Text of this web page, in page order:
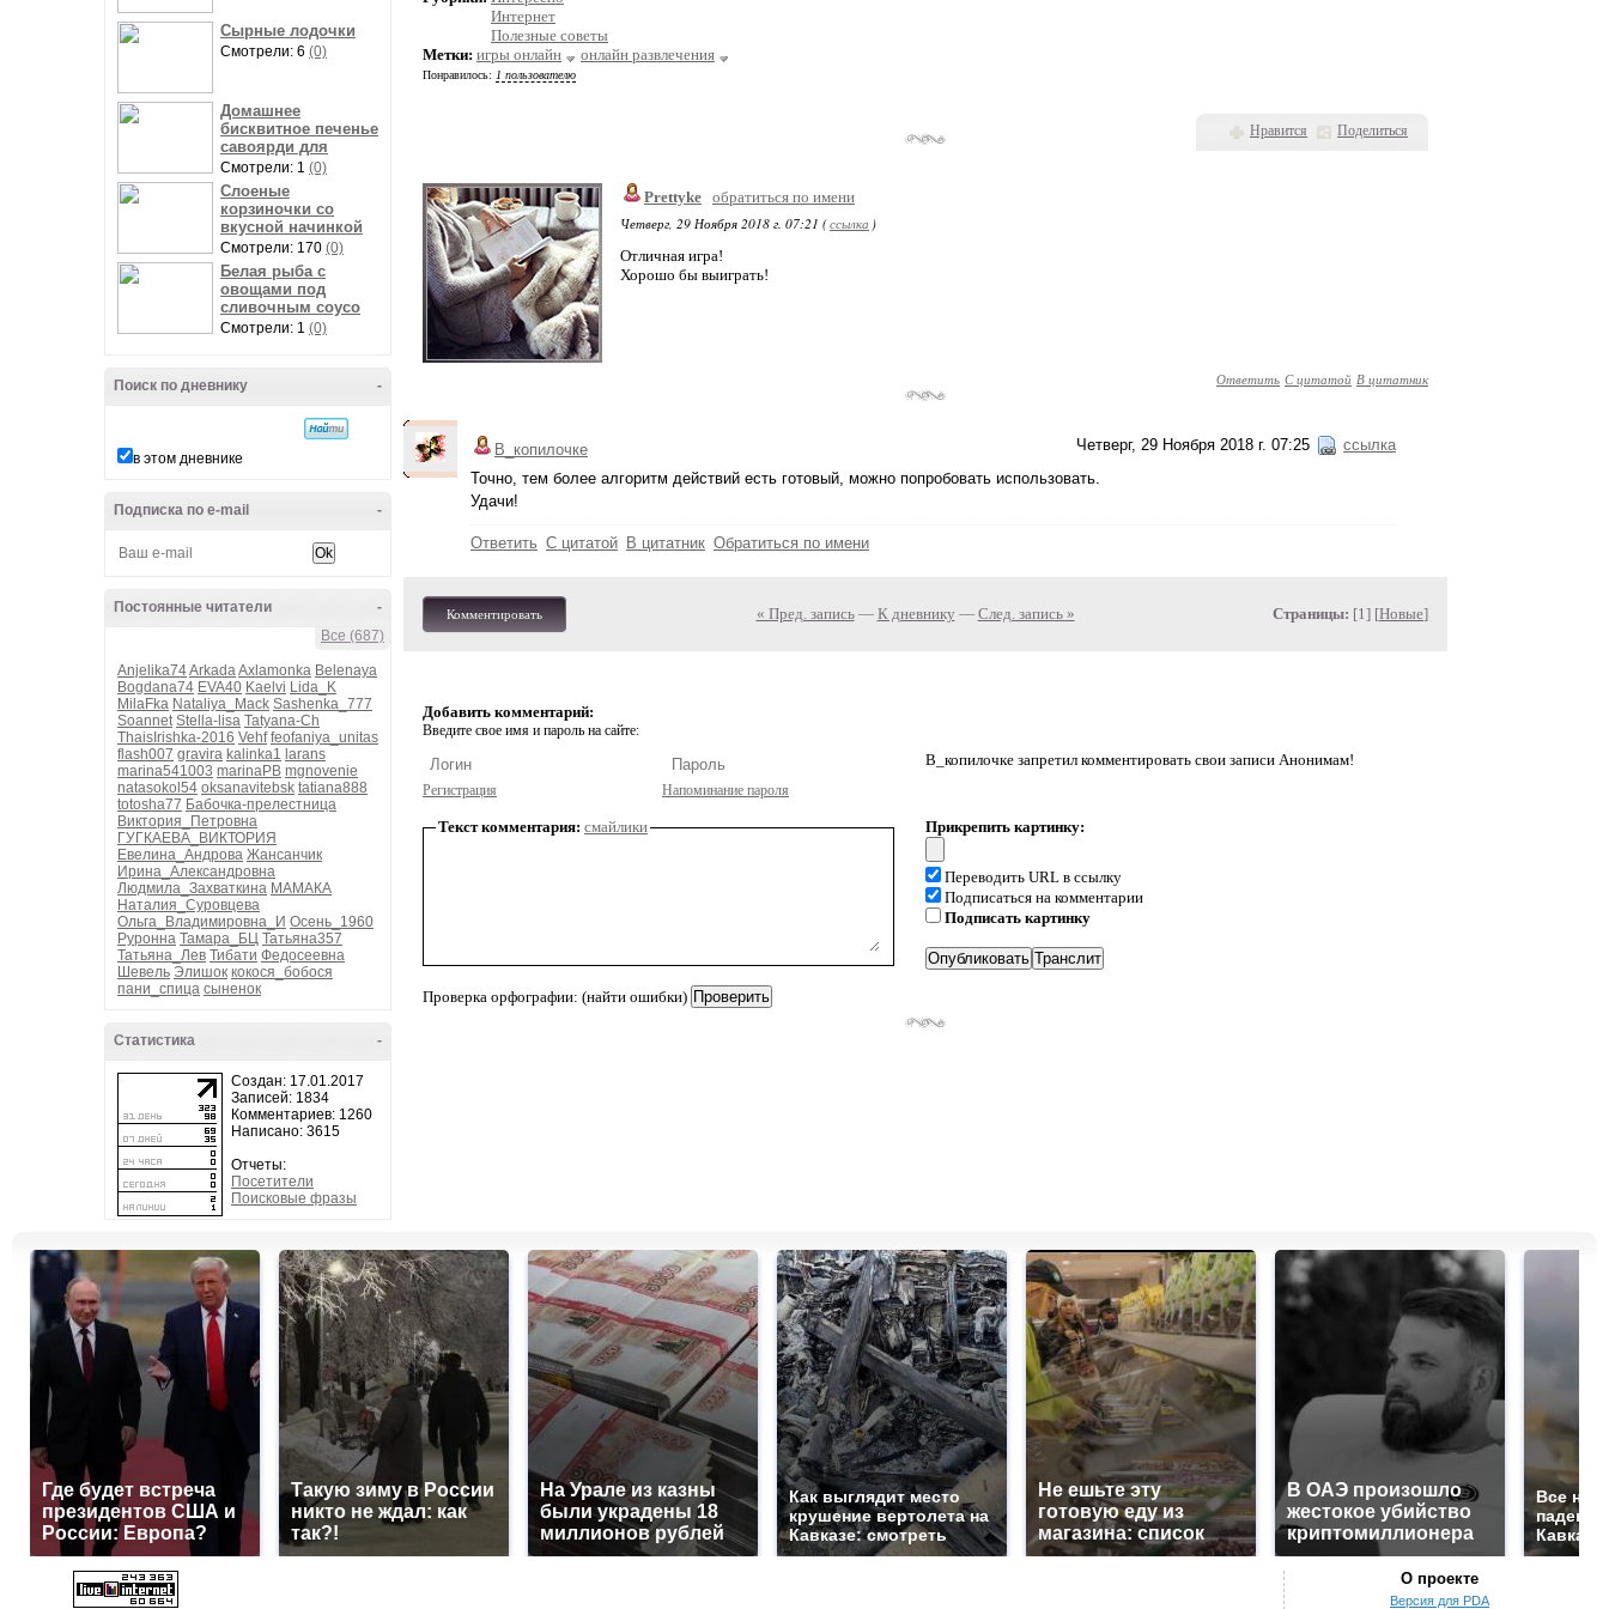
Сырные лодочки
Смотрели: 6 (0)
Домашнее
бисквитное печенье
савоярди для
Смотрели: 1 (0)
Слоеные
корзиночки со
вкусной начинкой
Смотрели: 170 (0)
Белая рыба с
овощами под
сливочным соусо
Смотрели: 1 (0)
-
Поиск по дневнику
в этом дневнике
-
Подписка по e-mail
-
Постоянные читатели
Все (687)
Anjelika74ArkadaAxlamonka Belenaya
Bogdana74 EVA40 Kaelvi Lida_K
MilaFka Nataliya_Mack Sashenka_777
Soannet Stella-lisa Tatyana-Ch
ThaisIrishka-2016 Vehf feofaniya_unitas
flash007 gravira kalinka1 larans
marina541003 marinaPB mgnovenie
natasokol54 oksanavitebsk tatiana888
totosha77 Бабочка-прелестница
Виктория_Петровна
ГУГКАЕВА_ВИКТОРИЯ
Евелина_Андрова Жансанчик
Ирина_Александровна
Людмила_Захваткина МАМАКА
Наталия_Суровцева
Ольга_Владимировна_И Осень_1960
Руронна Тамара_БЦ Татьяна357
Татьяна_Лев Тибати Федосеевна
Шевель Элишок кокося_бобося
пани_спица сыненок
-
Статистика
Создан: 17.01.2017
Записей: 1834
Комментариев: 1260
Написано: 3615
Отчеты:
Посетители
Поисковые фразы
Интернет
Полезные советы
Метки: игры онлайн онлайн развлечения
Понравилось: 1 пользователю
Нравится Поделиться
Prettyke обратиться по имени
Четверг, 29 Ноября 2018 г. 07:21 (ссылка )
Отличная игра!
Хорошо бы выиграть!
Ответить С цитатой В цитатник
Четверг, 29 Ноября 2018 г. 07:25 ссылка
В_копилочке
Точно, тем более алгоритм действий есть готовый, можно попробовать использовать.
Удачи!
Ответить С цитатой В цитатник Обратиться по имени
Комментировать « Пред. запись— К дневнику — След. запись » Страницы: [1] [Новые]
Добавить комментарий:
Введите свое имя и пароль на сайте:
Регистрация Напоминание пароля
В_копилочке запретил комментировать свои записи Анонимам!
Текст комментария: смайлики
Проверка орфографии: (найти ошибки)
Прикрепить картинку:
Переводить URL в ссылку
Подписаться на комментарии
Подписать картинку
Где будет встреча
президентов США и
России: Европа?
Такую зиму в России
никто не ждал: как
так?!
На Урале из казны
были украдены 18
миллионов рублей
Как выглядит место
крушение вертолета на
Кавказе: смотреть
Не ешьте эту
готовую еду из
магазина: список
В ОАЭ произошло
жестокое убийство
криптомиллионера
Все
О проекте
Версия для PDA